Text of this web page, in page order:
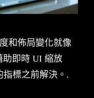
和佈局變化就像
助即時 UI 縮放
標之前解決。.